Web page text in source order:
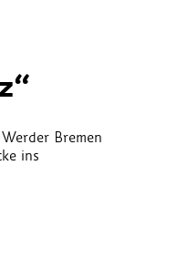
Bremen
ins